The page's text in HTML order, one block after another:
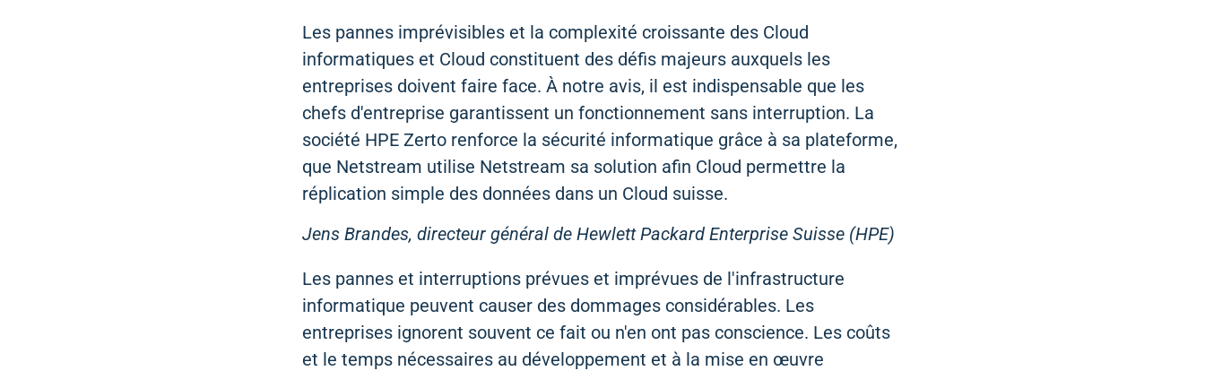
Les pannes imprévisibles et la complexité croissante des Cloud
informatiques et Cloud constituent des défis majeurs auxquels les
entreprises doivent faire face. À notre avis, il est indispensable que les
chefs d'entreprise garantissent un fonctionnement sans interruption. La
société HPE Zerto renforce la sécurité informatique grâce à sa plateforme,
que Netstream utilise Netstream sa solution afin Cloud permettre la
réplication simple des données dans un Cloud suisse.
Jens Brandes, directeur général de Hewlett Packard Enterprise Suisse (HPE)
Les pannes et interruptions prévues et imprévues de l'infrastructure
informatique peuvent causer des dommages considérables. Les
entreprises ignorent souvent ce fait ou n'en ont pas conscience. Les coûts
et le temps nécessaires au développement et à la mise en œuvre